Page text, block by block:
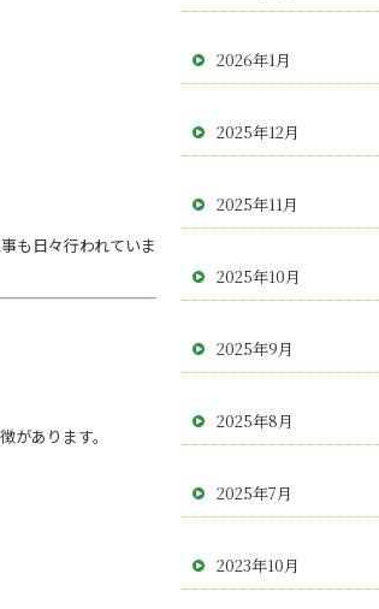
も日々行われていま
あります。
2026年1月
2025年12月
2025年11月
2025年10月
2025年9月
2025年8月
2025年7月
2023年10月